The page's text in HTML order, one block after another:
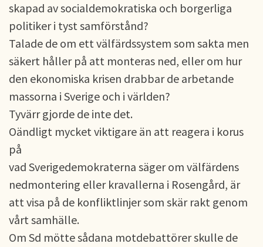
skapad av socialdemokratiska och borgerliga
politiker i tyst samförstånd?
Talade de om ett välfärdssystem som sakta men
säkert håller på att monteras ned, eller om hur
den ekonomiska krisen drabbar de arbetande
massorna i Sverige och i världen?
Tyvärr gjorde de inte det.
Oändligt mycket viktigare än att reagera i korus
på
vad Sverigedemokraterna säger om välfärdens
nedmontering eller kravallerna i Rosengård, är
att visa på de konfliktlinjer som skär rakt genom
vårt samhälle.
Om Sd mötte sådana motdebattörer skulle de